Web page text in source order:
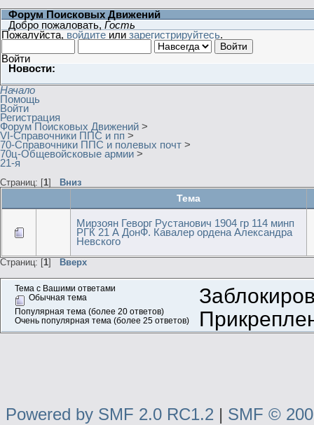
Форум Поисковых Движений
Добро пожаловать, Гость
Пожалуйста, войдите или зарегистрируйтесь.
Войти
Новости:
Начало
Помощь
Войти
Регистрация
Форум Поисковых Движений >
VI-Справочники ППС и пп >
70-Справочники ППС и полевых почт >
70ц-Общевойсковые армии >
21-я
Страниц: [1]
Вниз
Тема
Мирзоян Геворг Рустанович 1904 гр 114 минп
РГК 21 А ДонФ. Кавалер ордена Александра
Невского
Страниц: [1] Вверх
Тема с Вашими ответами
Обычная тема
Популярная тема (более 20 ответов)
Очень популярная тема (более 25 ответов)
Powered by SMF 2.0 RC1.2 | SMF ©